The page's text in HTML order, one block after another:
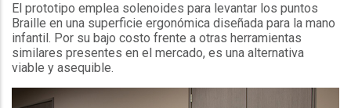
El prototipo emplea solenoides para levantar los puntos
Braille en una superficie ergonómica diseñada para la mano
infantil. Por su bajo costo frente a otras herramientas
similares presentes en el mercado, es una alternativa
viable y asequible.